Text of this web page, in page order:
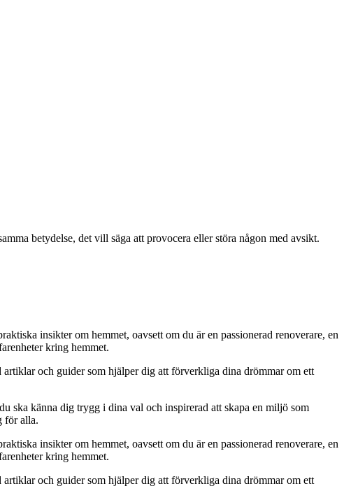
betydelse, det vill säga att provocera eller störa någon med avsikt.
insikter om hemmet, oavsett om du är en passionerad renoverare, en
kring hemmet.
och guider som hjälper dig att förverkliga dina drömmar om ett
ska känna dig trygg i dina val och inspirerad att skapa en miljö som
för alla.
insikter om hemmet, oavsett om du är en passionerad renoverare, en
kring hemmet.
och guider som hjälper dig att förverkliga dina drömmar om ett